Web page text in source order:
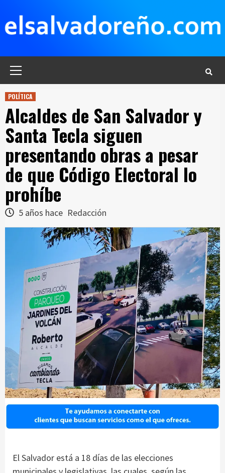
contenido
POLÍTICA
Alcaldes de San Salvador y
Santa Tecla siguen
presentando obras a pesar
de que Código Electoral lo
prohíbe
5 años hace Redacción
El Salvador está a 18 días de las elecciones